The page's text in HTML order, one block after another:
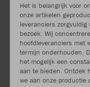
Het is belangrijk voor
onze artikelen
leveranciers
bezoek. Wij
hoofdleveranciers met
termijn onderhouden.
het mogelijk een
aan te bieden. Ontdek
we aan onze productie